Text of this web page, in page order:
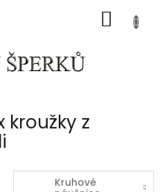
KOŠÍK
kroužky z
Kruhové